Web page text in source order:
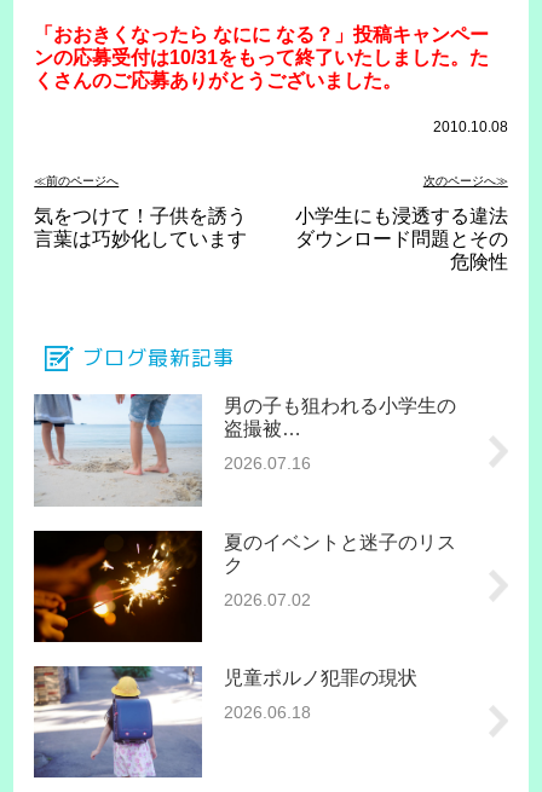
「おおきくなったら なにに なる？」投稿キャンペー
ンの応募受付は10/31をもって終了いたしました。た
くさんのご応募ありがとうございました。
2010.10.08
≪前のページへ 次のページへ≫
気をつけて！子供を誘う
言葉は巧妙化しています
小学生にも浸透する違法
ダウンロード問題とその
危険性
ブログ最新記事
男の子も狙われる小学生の
盗撮被…
2026.07.16
夏のイベントと迷子のリス
ク
2026.07.02
児童ポルノ犯罪の現状
2026.06.18